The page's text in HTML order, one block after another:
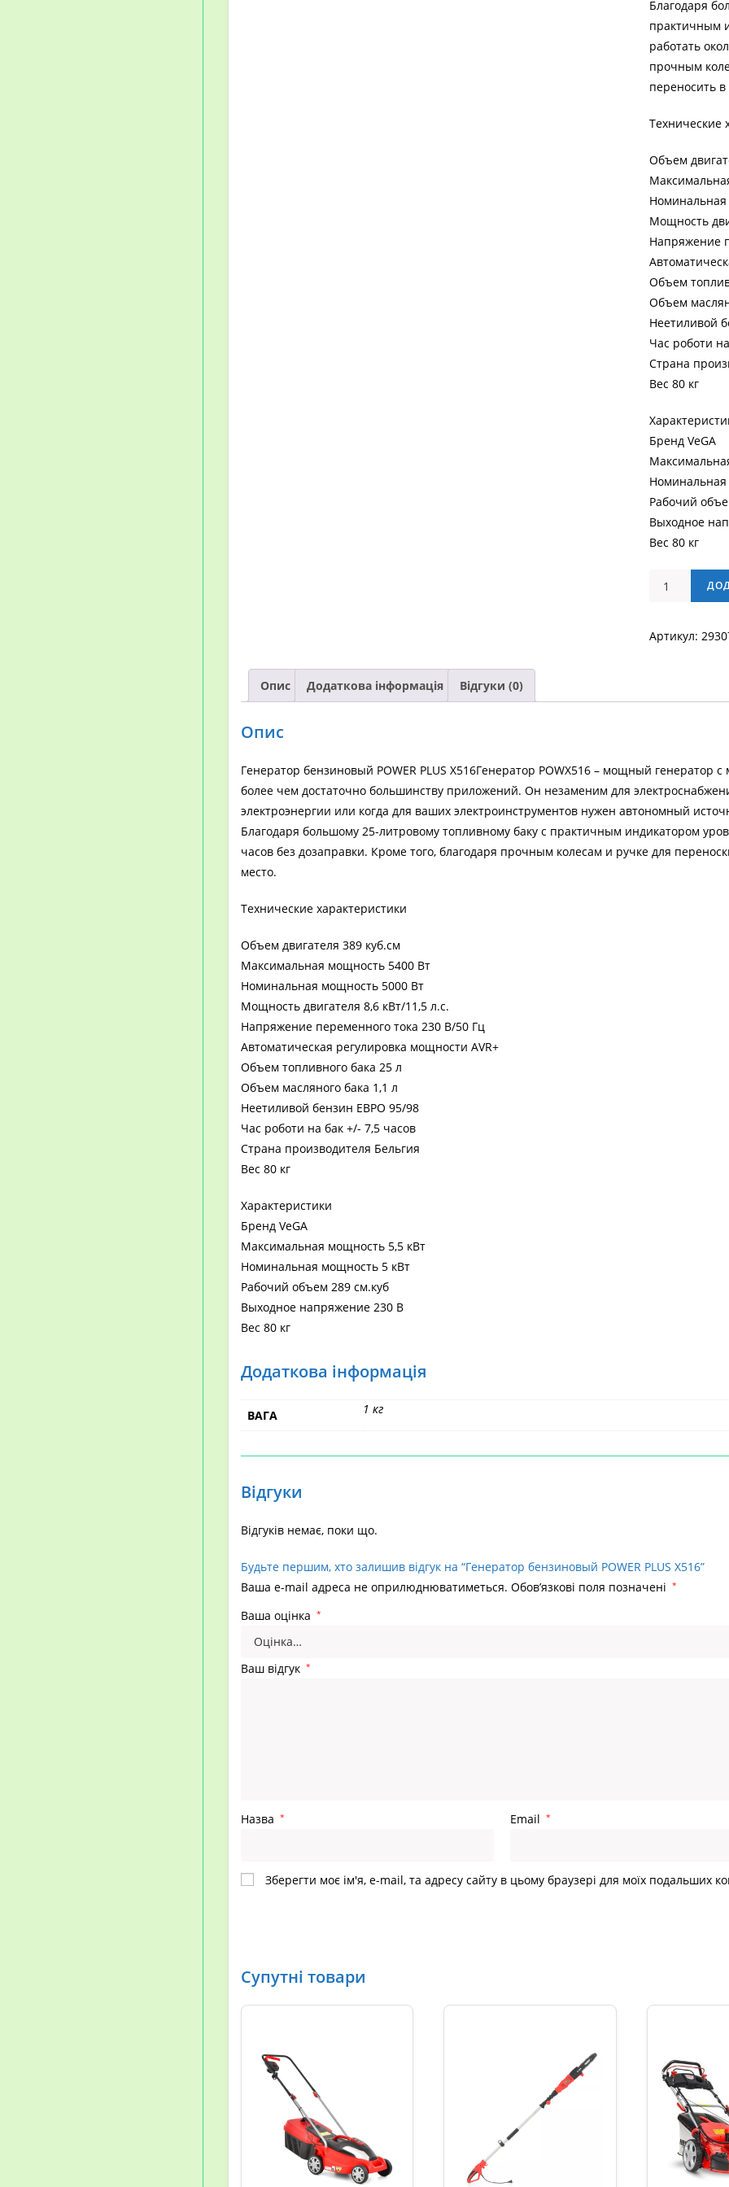
Благодаря
практичным
работать
прочным
переносить
Технические
Объем
Мощность
Напряжение
Объем
Объем
Неетиливой
Час роботи
Страна
Вес 80 кг
Бренд VeGA
Рабочий
Выходное
Вес 80 кг
Генератор
бензиновый
PLUS
Артикул:
Опис Додаткова інформація Відгуки (0)
Опис
Генератор бензиновый POWER PLUS X516Генератор POWX516 – мощный
более чем достаточно большинству приложений. Он незаменим для
электроэнергии или когда для ваших электроинструментов нужен автономный
Благодаря большому 25-литровому топливному баку с практичным индикатором
часов без дозаправки. Кроме того, благодаря прочным колесам и ручке для
место.
Технические характеристики
Объем двигателя 389 куб.см
Максимальная мощность 5400 Вт
Номинальная мощность 5000 Вт
Мощность двигателя 8,6 кВт/11,5 л.с.
Напряжение переменного тока 230 В/50 Гц
Автоматическая регулировка мощности AVR+
Объем топливного бака 25 л
Объем масляного бака 1,1 л
Неетиливой бензин ЕВРО 95/98
Час роботи на бак +/- 7,5 часов
Страна производителя Бельгия
Вес 80 кг
Характеристики
Бренд VeGA
Максимальная мощность 5,5 кВт
Номинальная мощность 5 кВт
Рабочий объем 289 см.куб
Выходное напряжение 230 В
Вес 80 кг
Додаткова інформація
ВАГА 1 кг
Відгуки
Відгуків немає, поки що.
Будьте першим, хто залишив відгук на “Генератор бензиновый POWER PLUS X516”
Ваша e-mail адреса не оприлюднюватиметься. Обов’язкові поля позначені *
Ваша оцінка *
Ваш відгук *
Назва * Email *
Зберегти моє ім'я, e-mail, та адресу сайту в цьому браузері для моїх подальших
Супутні товари